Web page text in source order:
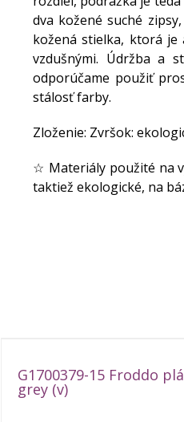
dva kožené suché
kožená stielka, ktorá
vzdušnými. Údržba a
odporúčame použiť
stálosť farby.
Zloženie: Zvršok:
☆ Materiály použité na
taktiež ekologické, na
G1700379-15 Froddo
grey (v)